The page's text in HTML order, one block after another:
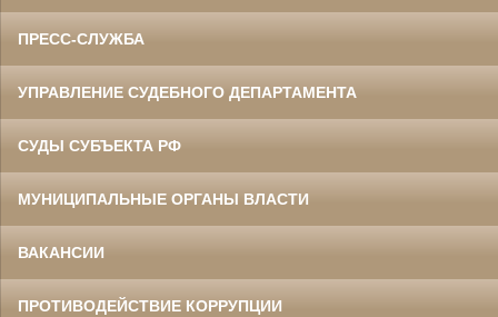
ПРЕСС-СЛУЖБА
УПРАВЛЕНИЕ СУДЕБНОГО ДЕПАРТАМЕНТА
СУДЫ СУБЪЕКТА РФ
МУНИЦИПАЛЬНЫЕ ОРГАНЫ ВЛАСТИ
ВАКАНСИИ
ПРОТИВОДЕЙСТВИЕ КОРРУПЦИИ